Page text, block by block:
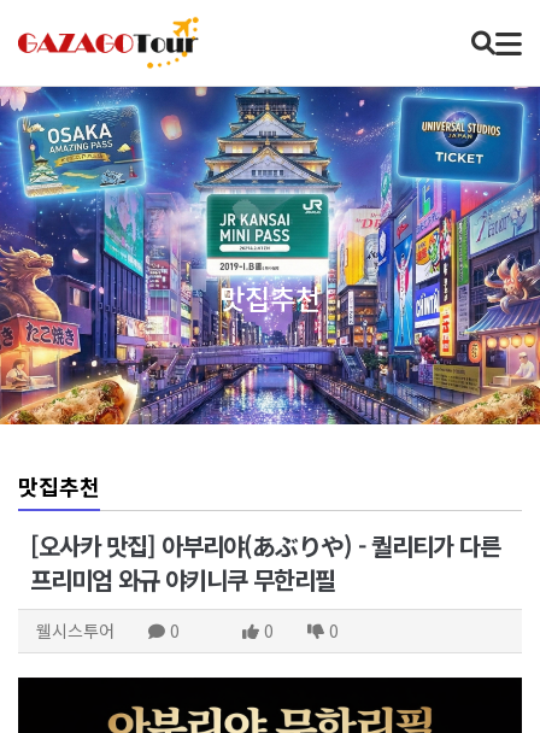
맛집추천
맛집추천
[오사카 맛집] 아부리야(あぶりや) - 퀄리티가 다른
프리미엄 와규 야키니쿠 무한리필
웰시스투어 0 0 0